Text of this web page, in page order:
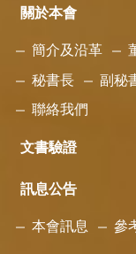
關於本會
簡介及沿革
秘書長 副秘
聯絡我們
文書驗證
訊息公告
本會訊息 參